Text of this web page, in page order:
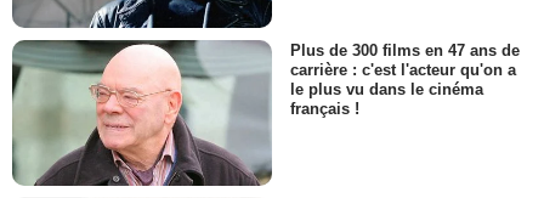
Plus de 300 films en 47 ans de
carrière : c'est l'acteur qu'on a
le plus vu dans le cinéma
français !